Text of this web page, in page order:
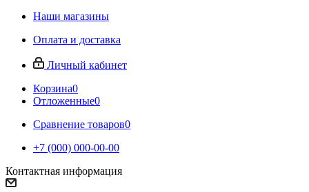
Наши магазины
Оплата и доставка
Личный кабинет
Корзина0
Отложенные0
Сравнение товаров0
+7 (000) 000-00-00
Контактная информация